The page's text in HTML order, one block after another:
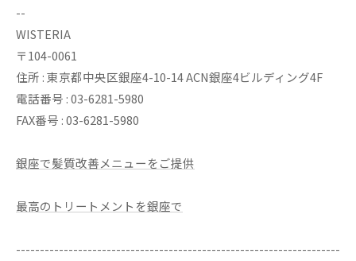
--
WISTERIA
〒104-0061
住所 : 東京都中央区銀座4-10-14 ACN銀座4ビルディング4F
電話番号 : 03-6281-5980
FAX番号 : 03-6281-5980
銀座で髪質改善メニューをご提供
最高のトリートメントを銀座で
--------------------------------------------------------------------